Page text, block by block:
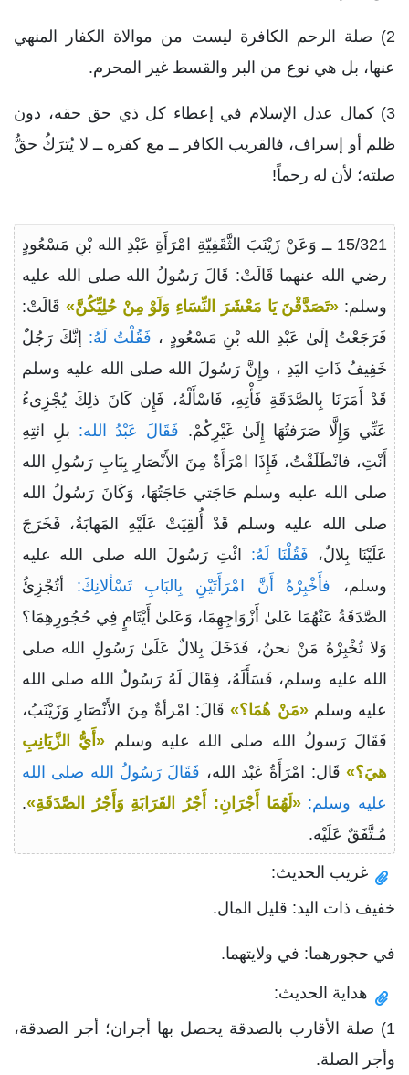
2) صلة الرحم الكافرة ليست من موالاة الكفار المنهي
عنها، بل هي نوع من البر والقسط غير المحرم.
3) كمال عدل الإسلام في إعطاء كل ذي حق حقه، دون
ظلم أو إسراف، فالقريب الكافر ــ مع كفره ــ لا يُترَكُ حقُّ
صلته؛ لأن له رحماً!
15/321 ــ وَعَنْ زَيْنَبَ الثَّقَفِيّةِ امْرَأَةِ عَبْدِ الله بْنِ مَسْعُودٍ
رضي الله عنهما قَالَتْ: قَالَ رَسُولُ الله صلى الله عليه
وسلم: «تَصَدَّقْنَ يَا مَعْشَرَ النِّسَاءِ وَلَوْ مِنْ حُلِيِّكُنَّ» قَالَتْ:
فَرَجَعْتُ إلَىٰ عَبْدِ الله بْنِ مَسْعُودٍ ، فَقُلْتُ لَهُ: إنَّكَ رَجُلٌ
خَفِيفُ ذَاتِ اليَدِ ، وإِنَّ رَسُولَ الله صلى الله عليه وسلم
قَدْ أَمَرَنَا بِالصَّدَقَةِ فَأْتِهِ، فَاسْأَلْهُ، فَإِن كَانَ ذلِكَ يُجْزِىءُ
عَنِّي وَإِلَّا صَرَفتُهَا إِلَىٰ غَيْرِكُمْ. فَقَالَ عَبْدُ الله: بلِ ائتِهِ
أَنْتِ، فانْطَلَقْتُ، فَإِذَا امْرَأَةٌ مِنَ الأَنْصَارِ بِبَابِ رَسُولِ الله
صلى الله عليه وسلم حَاجَتي حَاجَتُهَا، وَكَانَ رَسُولُ الله
صلى الله عليه وسلم قَدْ أُلقِيَتْ عَلَيْهِ المَهابَةُ، فَخَرَجَ
عَلَيْنَا بِلالٌ،
فَقُلْنَا لَهُ: ائْتِ رَسُولَ الله صلى الله عليه
وسلم، فأَخْبِرْهُ أَنَّ امْرَأَتَيْنِ بِالبَابِ تَسْألانِكَ: أتُجْزِئُ
الصَّدَقَةُ عَنْهُمَا عَلىٰ أَزْوَاجِهِمَا، وَعَلىٰ أَيْتَامٍ فِي حُجُورِهِمَا؟
وَلا تُخْبِرْهُ مَنْ نحنُ، فَدَخَلَ بِلالٌ عَلَىٰ رَسُولِ الله صلى
الله عليه وسلم، فَسَأَلَهُ، فِقَالَ لَهُ رَسُولُ الله صلى الله
عليه وسلم«مَنْ هُمَا؟»قَالَ: امْرأةٌ مِنَ الأَنْصَارِ وَزَيْنَبُ،
فَقَالَ رَسولُ الله صلى الله عليه وسلم «أَيُّ الزَّيَانِبِ
هيَ؟»قَال: امْرَأَةُ عَبْد الله، فَقَالَ رَسُولُ الله صلى الله
عليه وسلم: «لَهُمَا أَجْرَانِ: أَجْرُ القَرَابَةِ وَأَجْرُ الصَّدَقَةِ».
مُـتَّفَقٌ عَلَيْه.
غريب الحديث:
خفيف ذات اليد: قليل المال.
في حجورهما: في ولايتهما.
هداية الحديث:
1) صلة الأقارب بالصدقة يحصل بها أجران؛ أجر الصدقة،
وأجر الصلة.